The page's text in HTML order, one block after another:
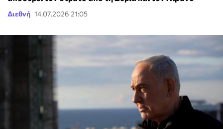
Διεθνή 14.07.2026 21:05